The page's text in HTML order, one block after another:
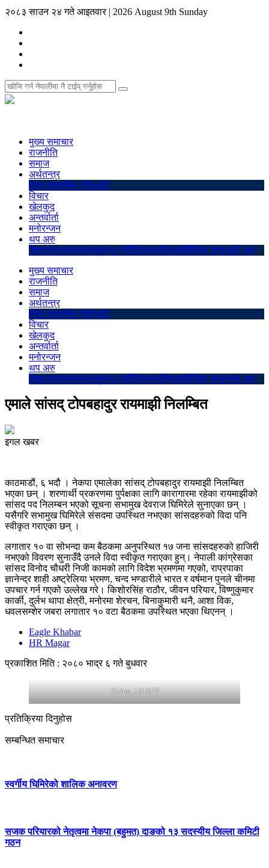
२०८३ साउन २४ गते आइतवार | 2026 August 9th Sunday
मुख्य समाचार
राजनीति
समाज
अर्थतन्त्र
शेयर बजारबैंक–वित्तअटो
विचार
खेलकुद
अन्तर्वार्ता
मनोरन्जन
थप अरु
शिक्षास्वास्थ्यप्रवाससुचना प्रविधिपत्रपत्रिकाबिचित्र संसारब्लो अप
मुख्य समाचार
राजनीति
समाज
अर्थतन्त्र
शेयर बजारबैंक–वित्तअटो
विचार
खेलकुद
अन्तर्वार्ता
मनोरन्जन
थप अरु
शिक्षास्वास्थ्यप्रवाससुचना प्रविधिपत्रपत्रिकाबिचित्र संसारब्लो अप
एमाले सांसद् टोपबहादुर रायमाझी निलम्बित
इगल खबर
काठमाडौं, ६ भदौ । नेकपा एमालेका सांसद् टोपबहादुर रायमाझी निलम्बित
भएका छन् । शरणार्थी प्रकरणमा पुर्पक्षका लागि कारागारमा रहेका रायमाझीको
सांसद पद निलम्बन भएको सूचना सभामुख देवराज घिमिरेले सुनाएका छन् ।
यसैगरि सभामुख घिमिरेले संसदमा उपस्थित नभएका सांसदहरुको विदा पनि
स्वीकृत गराएका छन् ।
लगातार १० वा सोभन्दा कम बैठकमा अनुपस्थित १७ जना सांसदहरुको हाजिरी
नभएको विवरण सुनाउँदै उनले विदा स्वीकृत गराएका हुन्। नेपाली कांग्रेसका
सांसद विनोद चौधरी निजी कामको लागि विदेश भ्रमणमा गएको, राप्रपाका
ज्ञानेन्द्र शाही अष्ट्रेलिया भ्रमण, चन्द भण्डारीले भारत र वर्षमान पुनले चीनमा
उपचार गर्न गएको उल्लेख गरे। किशोरसिंह राठौर, जीवन परियार, विष्णुकुमार
कार्की, दुर्लभ थापा क्षेत्री, मनोरमा शेरचन, बिनाकुमारी थनै, आशा विक,
धवलसम्शेर जबरा लगातार १० वटा बैठकमा उपस्थित भएका थिएनन् ।
Eagle Khabar
HR Magar
प्रकाशित मिति : २०८० भाद्र ६ गते बुधवार
Oplus_131072
प्रतिक्रिया दिनुहोस
सम्बन्धित समाचार
स्वर्गीय घिमिरेको शालिक अनावरण
सजक परियारको नेतृत्वमा नेकपा (बहुमत) दाङको १३ सदस्यीय जिल्ला कमिटी
गठन